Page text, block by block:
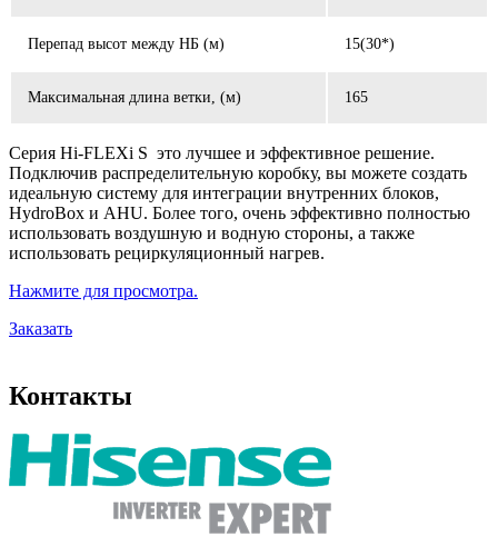
Перепад высот между НБ (м) 15(30*)
Максимальная длина ветки, (м) 165
Серия Hi-FLEXi S это лучшее и эффективное решение.
Подключив распределительную коробку, вы можете создать
идеальную систему для интеграции внутренних блоков,
HydroBox и AHU. Более того, очень эффективно полностью
использовать воздушную и водную стороны, а также
использовать рециркуляционный нагрев.
Нажмите для просмотра.
Заказать
Контакты